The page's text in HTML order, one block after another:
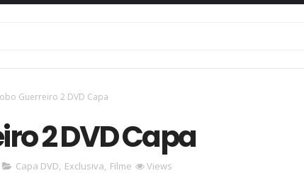
Guerreiro 2 DVD Capa
2 DVD Capa
Capa DVD, Exclusiva, Filme Views